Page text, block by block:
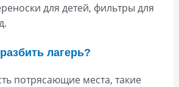
для детей, фильтры для
лагерь?
потрясающие места, такие